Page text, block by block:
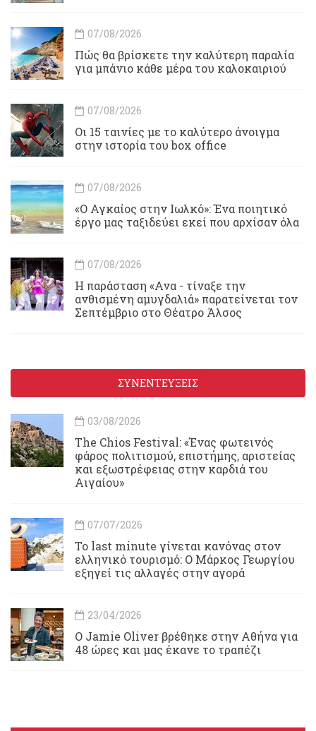
07/08/2026
Πώς θα βρίσκετε την καλύτερη παραλία
για μπάνιο κάθε μέρα του καλοκαιριού
07/08/2026
Οι 15 ταινίες με το καλύτερο άνοιγμα
στην ιστορία του box office
07/08/2026
«Ο Αγκαίος στην Ιωλκό»: Ένα ποιητικό
έργο μας ταξιδεύει εκεί που αρχίσαν όλα
07/08/2026
Η παράσταση «Ανα - τίναξε την
ανθισμένη αμυγδαλιά» παρατείνεται τον
Σεπτέμβριο στο Θέατρο Άλσος
ΣΥΝΕΝΤΕΥΞΕΙΣ
03/08/2026
Τhe Chios Festival: «Ένας φωτεινός
φάρος πολιτισμού, επιστήμης, αριστείας
και εξωστρέφειας στην καρδιά του
Αιγαίου»
07/07/2026
Το last minute γίνεται κανόνας στον
ελληνικό τουρισμό: Ο Μάρκος Γεωργίου
εξηγεί τις αλλαγές στην αγορά
23/04/2026
Ο Jamie Oliver βρέθηκε στην Αθήνα για
48 ώρες και μας έκανε το τραπέζι